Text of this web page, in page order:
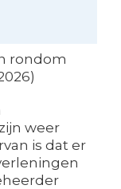
rondom
weer
is dat er